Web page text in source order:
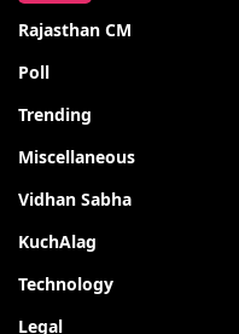
Rajasthan CM
Poll
Trending
Miscellaneous
Vidhan Sabha
KuchAlag
Technology
Legal